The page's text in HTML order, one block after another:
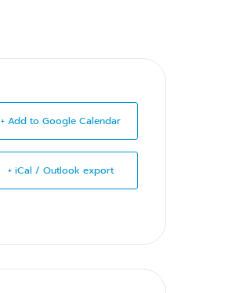
+ Add to Google Calendar
+ iCal / Outlook export